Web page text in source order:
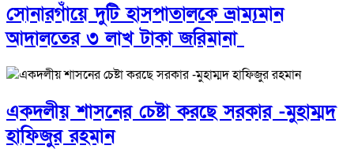
সোনারগাঁয়ে দুটি হাসপাতালকে ভ্রাম্যমান
আদালতের ৩ লাখ টাকা জরিমানা
একদলীয় শাসনের চেষ্টা করছে সরকার -মুহাম্মদ
হাফিজুর রহমান